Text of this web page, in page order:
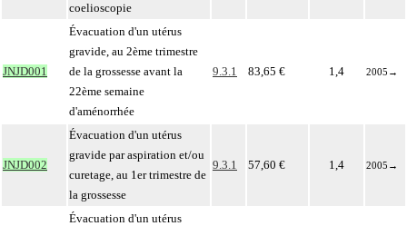
coelioscopie
JNJD001
Évacuation d'un utérus
gravide, au 2ème trimestre
de la grossesse avant la
22ème semaine
d'aménorrhée
9.3.1 83,65 € 1,4 2005 →
JNJD002
Évacuation d'un utérus
gravide par aspiration et/ou
curetage, au 1er trimestre de
la grossesse
9.3.1 57,60 € 1,4 2005 →
Évacuation d'un utérus